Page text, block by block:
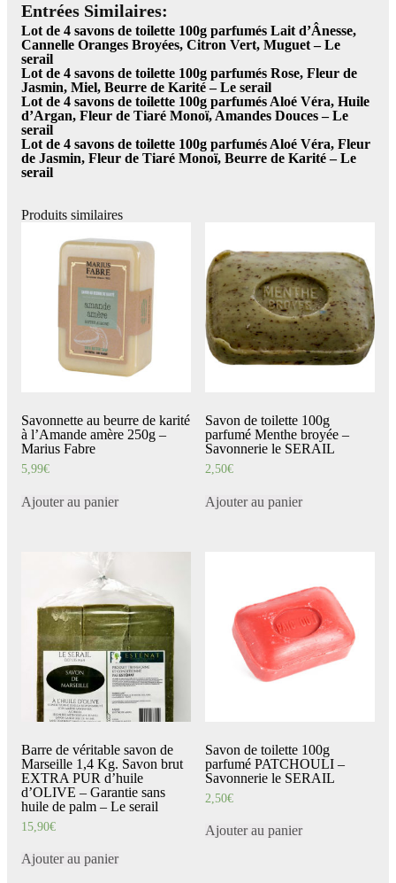
Entrées Similaires:
Lot de 4 savons de toilette 100g parfumés Lait d’Ânesse,
Cannelle Oranges Broyées, Citron Vert, Muguet – Le
serail
Lot de 4 savons de toilette 100g parfumés Rose, Fleur de
Jasmin, Miel, Beurre de Karité – Le serail
Lot de 4 savons de toilette 100g parfumés Aloé Véra, Huile
d’Argan, Fleur de Tiaré Monoï, Amandes Douces – Le
serail
Lot de 4 savons de toilette 100g parfumés Aloé Véra, Fleur
de Jasmin, Fleur de Tiaré Monoï, Beurre de Karité – Le
serail
Produits similaires
Savonnette au beurre de karité
à l’Amande amère 250g –
Marius Fabre
5,99€
Ajouter au panier
Savon de toilette 100g
parfumé Menthe broyée –
Savonnerie le SERAIL
2,50€
Ajouter au panier
Barre de véritable savon de
Marseille 1,4 Kg. Savon brut
EXTRA PUR d’huile
d’OLIVE – Garantie sans
huile de palm – Le serail
15,90€
Ajouter au panier
Savon de toilette 100g
parfumé PATCHOULI –
Savonnerie le SERAIL
2,50€
Ajouter au panier